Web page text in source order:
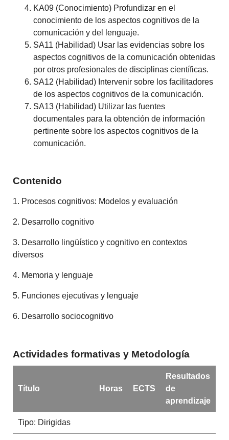
KA09 (Conocimiento) Profundizar en el
conocimiento de los aspectos cognitivos de la
comunicación y del lenguaje.
SA11 (Habilidad) Usar las evidencias sobre los
aspectos cognitivos de la comunicación obtenidas
por otros profesionales de disciplinas científicas.
SA12 (Habilidad) Intervenir sobre los facilitadores
de los aspectos cognitivos de la comunicación.
SA13 (Habilidad) Utilizar las fuentes
documentales para la obtención de información
pertinente sobre los aspectos cognitivos de la
comunicación.
Contenido
1. Procesos cognitivos: Modelos y evaluación
2. Desarrollo cognitivo
3. Desarrollo lingüístico y cognitivo en contextos
diversos
4. Memoria y lenguaje
5. Funciones ejecutivas y lenguaje
6. Desarrollo sociocognitivo
Actividades formativas y Metodología
Título Horas ECTS
Resultados
de
aprendizaje
Tipo: Dirigidas